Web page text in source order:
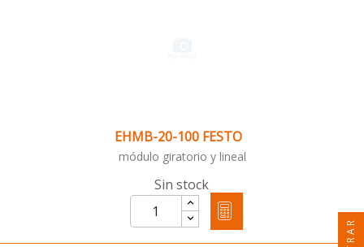
EHMB-20-100 FESTO
módulo giratorio y lineal
Sin stock